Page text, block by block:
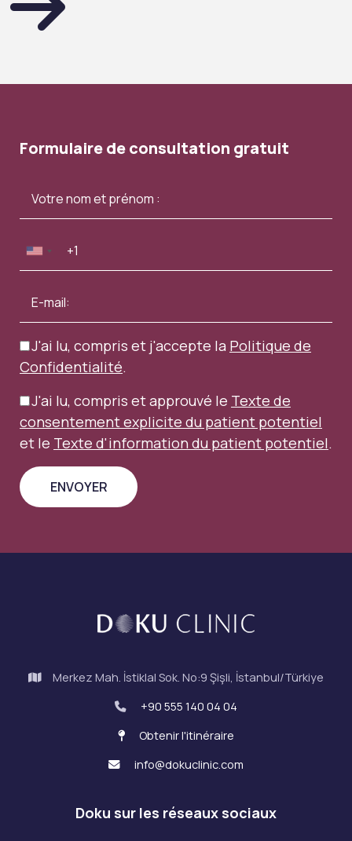
Formulaire de consultation gratuit
J'ai lu, compris et j'accepte la Politique de
Confidentialité.
J'ai lu, compris et approuvé le Texte de
consentement explicite du patient potentiel
et le Texte d'information du patient potentiel.
Merkez Mah. İstiklal Sok. No:9 Şişli, İstanbul/Türkiye
+90 555 140 04 04
Obtenir l'itinéraire
info@dokuclinic.com
Doku sur les réseaux sociaux